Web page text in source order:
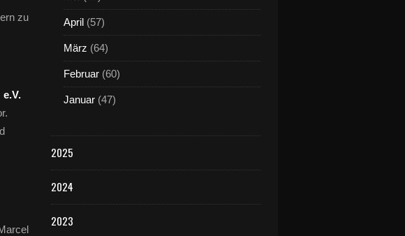
zu
April (57)
März (64)
Februar (60)
Januar (47)
2025
2024
2023